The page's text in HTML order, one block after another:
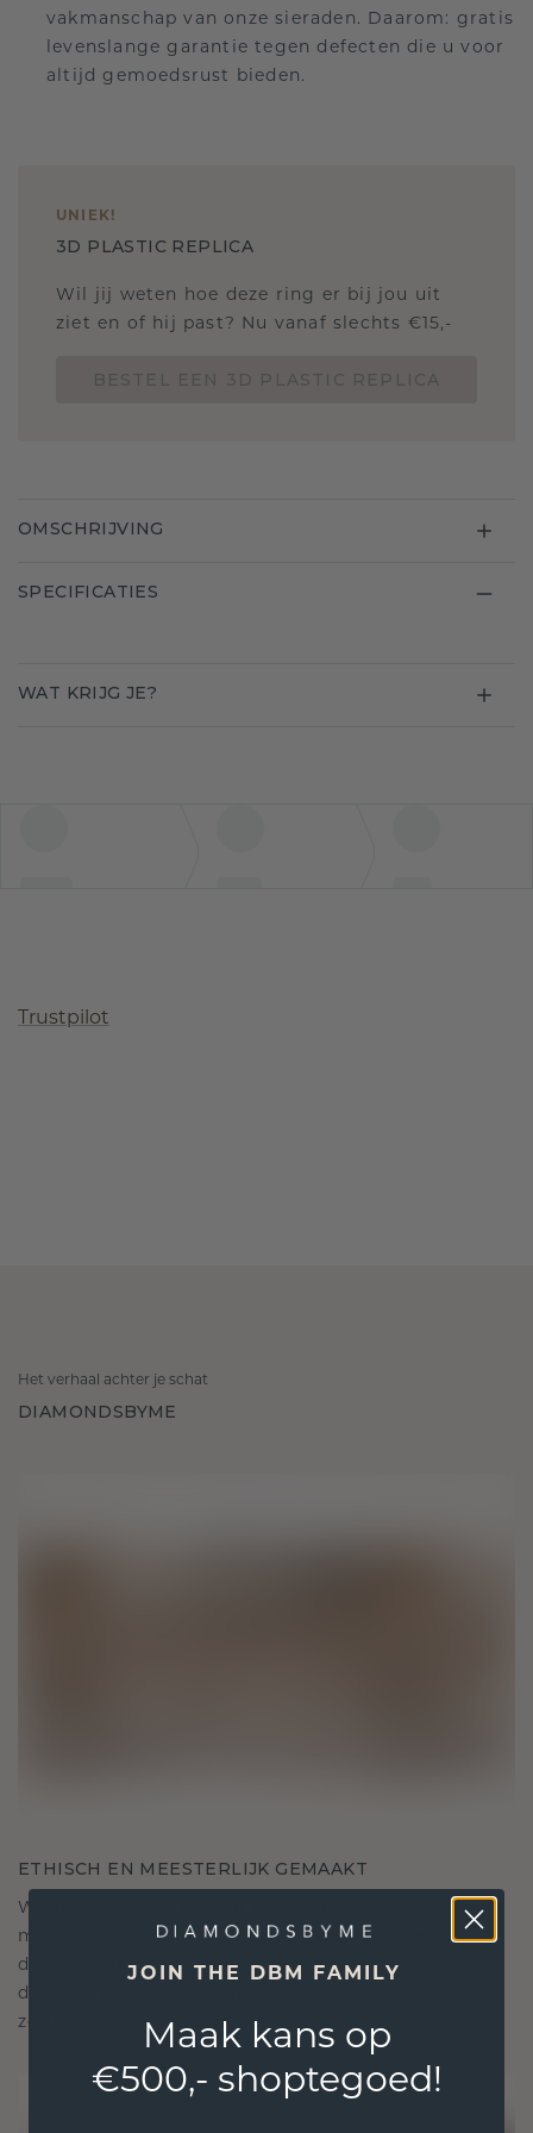
vakmanschap van onze sieraden. Daarom: gratis
levenslange garantie tegen defecten die u voor
altijd gemoedsrust bieden.
UNIEK!
3D PLASTIC REPLICA
Wil jij weten hoe deze ring er bij jou uit
ziet en of hij past? Nu vanaf slechts €15,-
OMSCHRIJVING
SPECIFICATIES
WAT KRIJG JE?
Trustpilot
Het verhaal achter je schat
DIAMONDSBYME
ETHISCH EN MEESTERLIJK GEMAAKT
We gebruiken alleen de beste, milieuvriendelijke
materialen en lab-grown diamanten. Onze
deskundige goudsmeden combineren
duurzaamheid met ongeëvenaard vakmanschap,
zodat je sieraden zowel ethisch als prachtig zijn.
JOIN THE DBM FAMILY
Maak kans op
€500,- shoptegoed!